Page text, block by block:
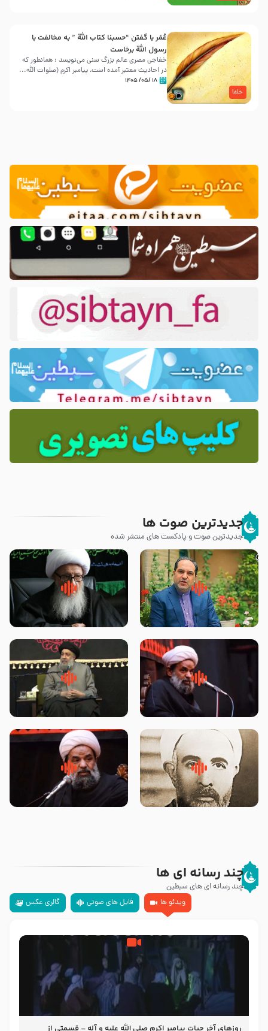
خلفا
عُمَر با گفتن “حسبنا كتاب اللّه ” به مخالفت با
رسول اللّه برخاست
خفاجی مصری عالم بزرگ سنی می‌نویسد : همانطور که
در احادیث معتبر آمده است، پیامبر اکرم (صلوات اللّه...
۱۸ /۰۵/ ۱۴۰۵
جدیدترین صوت ها
جدیدترین صوت و پادکست های منتشر شده
پیامبر صلی الله علیه وآله و سلم
فرمودند وای بر بچه های آخر
زوّار اربعین امام حسین (علیه
السلام) با این اشتیاق به زیارت
روضه جانسوز پاره های جگر امام
حسن مجتبی علیه السلام-حجت
لقب حضرت رقیه سلام الله علیها به
چه معناست – حجت الاسلام علوی
روضه‌ی مجلس یزید ملعون و
اسارت اهل‌بیت علیهم‌السلام –
سلام جوانی که امام حسین علیه
السلام خودش جوابش را دادند
چند رسانه ای ها
چند رسانه ای های سبطین
ویدئو ها
فایل های صوتی گالری عکس
روزهای آخر حیات پیامبر اکرم صلی الله علیه و آله – قسمتی از